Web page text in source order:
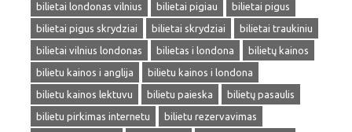
bilietai londonas vilnius
bilietai pigiau
bilietai pigus
bilietai pigus skrydziai
bilietai skrydziai
bilietai traukiniu
bilietai vilnius londonas
bilietas i londona
bilietų kainos
bilietu kainos i anglija
bilietu kainos i londona
bilietu kainos lektuvu
bilietu paieska
bilietų pasaulis
bilietu pirkimas internetu
bilietu rezervavimas